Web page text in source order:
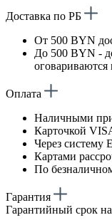
Доставка по РБ
От 500 BYN
До 500 BYN -
оговариваются
Оплата
Наличными
Карточкой
Через систему
Картами
По
Гарантия
Гарантийный срок